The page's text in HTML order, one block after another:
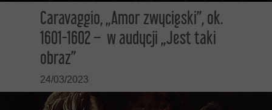
24/03/2023
Caravaggio, „Amor zwycięski”, ok.
1601-1602 – w audycji „Jest taki
obraz”